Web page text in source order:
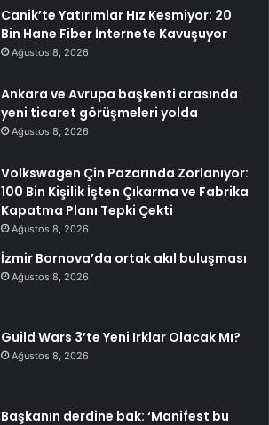
Canik’te Yatırımlar Hız Kesmiyor: 20
Bin Hane Fiber İnternete Kavuşuyor
Ağustos 8, 2026
Ankara ve Avrupa başkenti arasında
yeni ticaret görüşmeleri yolda
Ağustos 8, 2026
Volkswagen Çin Pazarında Zorlanıyor:
100 Bin Kişilik İşten Çıkarma ve Fabrika
Kapatma Planı Tepki Çekti
Ağustos 8, 2026
İzmir Bornova’da ortak akıl buluşması
Ağustos 8, 2026
Guild Wars 3’te Yeni Irklar Olacak Mı?
Ağustos 8, 2026
Başkanın derdine bak: ‘Manifest bu